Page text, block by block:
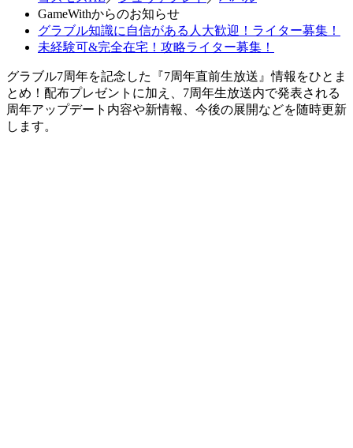
GameWithからのお知らせ
グラブル知識に自信がある人大歓迎！ライター募集！
未経験可&完全在宅！攻略ライター募集！
グラブル7周年を記念した『7周年直前生放送』情報をひとま
とめ！配布プレゼントに加え、7周年生放送内で発表される
周年アップデート内容や新情報、今後の展開などを随時更新
します。